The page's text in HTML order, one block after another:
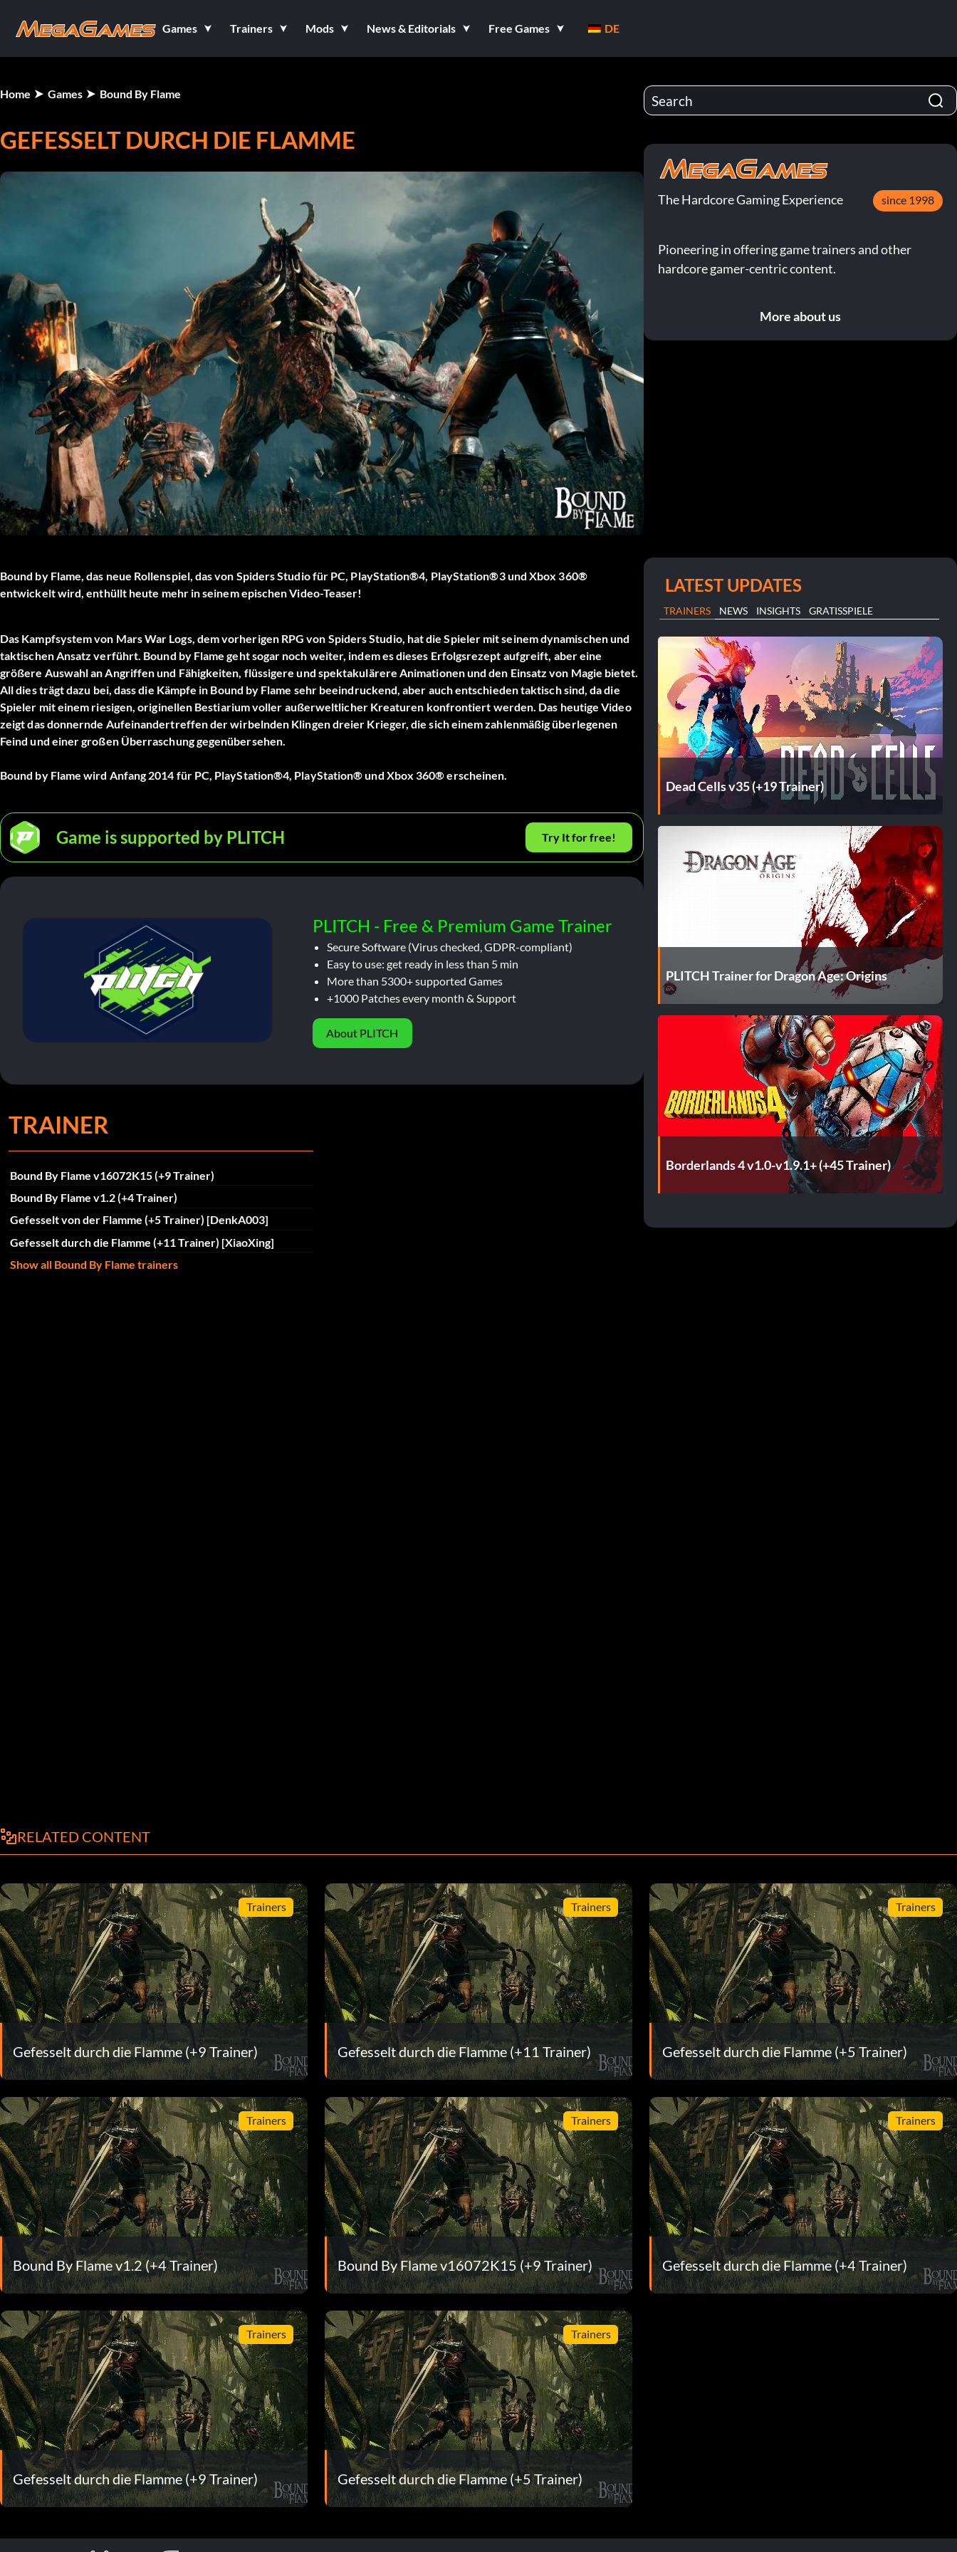
Games Trainers Mods News & Editorials Free Games DE
Home Games Bound By Flame
GEFESSELT DURCH DIE FLAMME
Bound by Flame, das neue Rollenspiel, das von Spiders Studio für PC, PlayStation®4, PlayStation®3 und Xbox 360®
entwickelt wird, enthüllt heute mehr in seinem epischen Video-Teaser!
Das Kampfsystem von Mars War Logs, dem vorherigen RPG von Spiders Studio, hat die Spieler mit seinem dynamischen und
taktischen Ansatz verführt. Bound by Flame geht sogar noch weiter, indem es dieses Erfolgsrezept aufgreift, aber eine
größere Auswahl an Angriffen und Fähigkeiten, flüssigere und spektakulärere Animationen und den Einsatz von Magie bietet.
All dies trägt dazu bei, dass die Kämpfe in Bound by Flame sehr beeindruckend, aber auch entschieden taktisch sind, da die
Spieler mit einem riesigen, originellen Bestiarium voller außerweltlicher Kreaturen konfrontiert werden. Das heutige Video
zeigt das donnernde Aufeinandertreffen der wirbelnden Klingen dreier Krieger, die sich einem zahlenmäßig überlegenen
Feind und einer großen Überraschung gegenübersehen.
Bound by Flame wird Anfang 2014 für PC, PlayStation®4, PlayStation® und Xbox 360® erscheinen.
Game is supported by PLITCH Try It for free!
PLITCH - Free & Premium Game Trainer
Secure Software (Virus checked, GDPR-compliant)
Easy to use: get ready in less than 5 min
More than 5300+ supported Games
+1000 Patches every month & Support
About PLITCH
TRAINER
Bound By Flame v16072K15 (+9 Trainer)
Bound By Flame v1.2 (+4 Trainer)
Gefesselt von der Flamme (+5 Trainer) [DenkA003]
Gefesselt durch die Flamme (+11 Trainer) [XiaoXing]
Show all Bound By Flame trainers
The Hardcore Gaming Experience since 1998
Pioneering in offering game trainers and other
hardcore gamer-centric content.
More about us
LATEST UPDATES
TRAINERS NEWS INSIGHTS GRATISSPIELE
Dead Cells v35 (+19 Trainer)
PLITCH Trainer for Dragon Age: Origins
Borderlands 4 v1.0-v1.9.1+ (+45 Trainer)
RELATED CONTENT
Trainers
Gefesselt durch die Flamme (+9 Trainer)
Trainers
Gefesselt durch die Flamme (+11 Trainer)
Trainers
Gefesselt durch die Flamme (+5 Trainer)
Trainers
Bound By Flame v1.2 (+4 Trainer)
Trainers
Bound By Flame v16072K15 (+9 Trainer)
Trainers
Gefesselt durch die Flamme (+4 Trainer)
Trainers
Gefesselt durch die Flamme (+9 Trainer)
Trainers
Gefesselt durch die Flamme (+5 Trainer)